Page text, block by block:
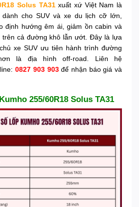
Solus TA31xuất xứ Việt Nam là
cho SUV và xe du lịch cỡ lớn,
định hướng êm ái, giảm ồn cabin và
trên cả đường khô lẫn ướt. Đây là lựa
xe SUV ưu tiên hành trình đường
là địa hình off-road. Liên hệ
0827 903 903để nhận báo giá và
255/60R18 Solus TA31